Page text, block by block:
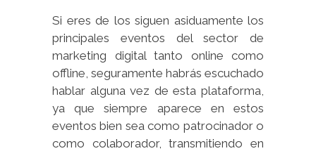
Si eres de los siguen asiduamente los
principales eventos del sector de
marketing digital tanto online como
offline, seguramente habrás escuchado
hablar alguna vez de esta plataforma,
ya que siempre aparece en estos
eventos bien sea como patrocinador o
como colaborador, transmitiendo en